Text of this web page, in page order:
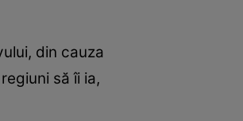
din cauza
să îi ia,